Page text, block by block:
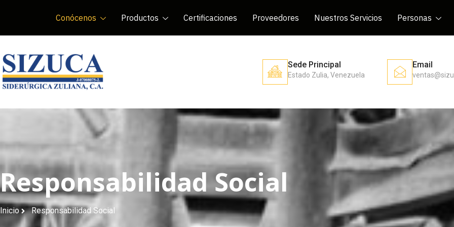
Conócenos Productos Certificaciones Proveedores Nuestros Servicios Personas
Sede Principal
Estado Zulia, Venezuela
Email
Responsabilidad Social
Inicio Responsabilidad Social